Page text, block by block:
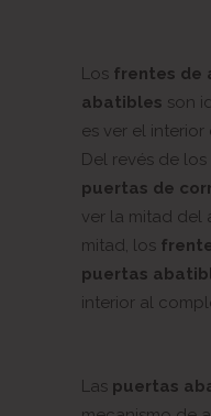
Los frentes de
abatibles son
es ver el
Del revés de los
puertas de
ver la mitad del
mitad, los
puertas
interior al
Las puertas